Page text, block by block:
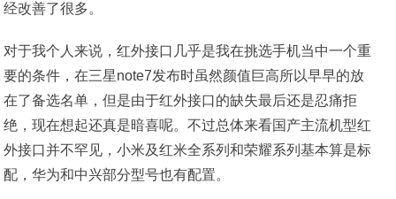
经改善了很多。
对于我个人来说，红外接口几乎是我在挑选手机当中一个重
要的条件，在三星note7发布时虽然颜值巨高所以早早的放
在了备选名单，但是由于红外接口的缺失最后还是忍痛拒
绝，现在想起还真是暗喜呢。不过总体来看国产主流机型红
外接口并不罕见，小米及红米全系列和荣耀系列基本算是标
配，华为和中兴部分型号也有配置。